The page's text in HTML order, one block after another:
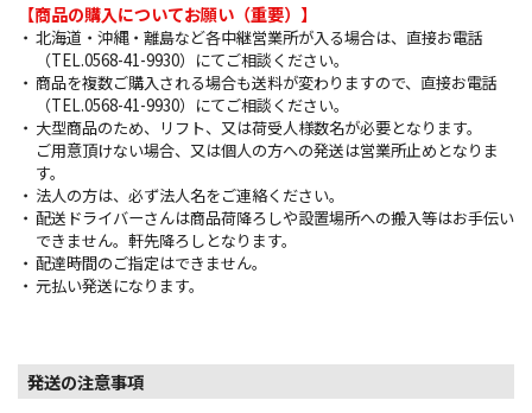
【商品の購入についてお願い（重要）】
北海道・沖縄・離島など各中継営業所が入る場合は、直接お電話
（TEL.0568-41-9930）にてご相談ください。
商品を複数ご購入される場合も送料が変わりますので、直接お電話
（TEL.0568-41-9930）にてご相談ください。
大型商品のため、リフト、又は荷受人様数名が必要となります。
ご用意頂けない場合、又は個人の方への発送は営業所止めとなりま
す。
法人の方は、必ず法人名をご連絡ください。
配送ドライバーさんは商品荷降ろしや設置場所への搬入等はお手伝い
できません。軒先降ろしとなります。
配達時間のご指定はできません。
元払い発送になります。
発送の注意事項